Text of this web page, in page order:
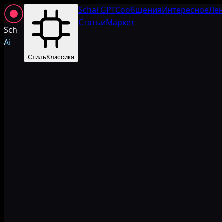
Sch
Ai
СтильКлассика
Schai GPTСообщенияИнтересное
СтатьиМаркет